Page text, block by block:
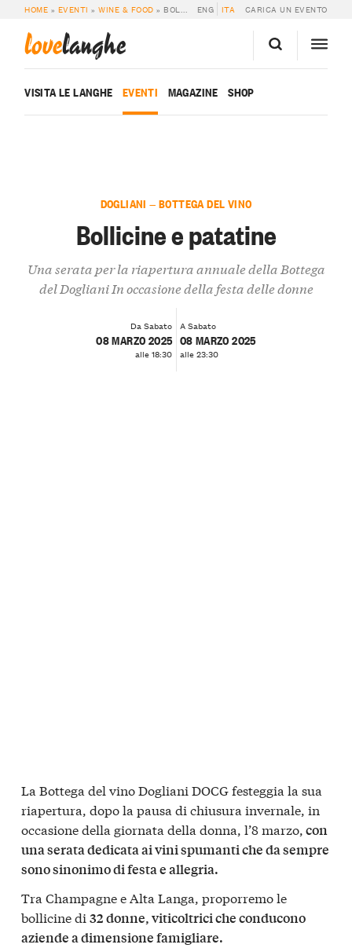
HOME » EVENTI »WINE & FOOD » BOLLICINE E PATATINE ENG ITA CARICA UN EVENTO
lovelanghe
VISITA LE LANGHE EVENTI MAGAZINE SHOP
DOGLIANI — BOTTEGA DEL VINO
Bollicine e patatine
Una serata per la riapertura annuale della Bottega
del Dogliani In occasione della festa delle donne
Da Sabato
08 MARZO 2025
alle 18:30
A Sabato
08 MARZO 2025
alle 23:30
La Bottega del vino Dogliani DOCG festeggia la sua
riapertura, dopo la pausa di chiusura invernale, in
occasione della giornata della donna, l’8 marzo,con
una serata dedicata ai vini spumanti che da sempre
sono sinonimo di festa e allegria.
Tra Champagne e Alta Langa, proporremo le
bollicine di 32 donne, viticoltrici che conducono
aziende a dimensione famigliare.